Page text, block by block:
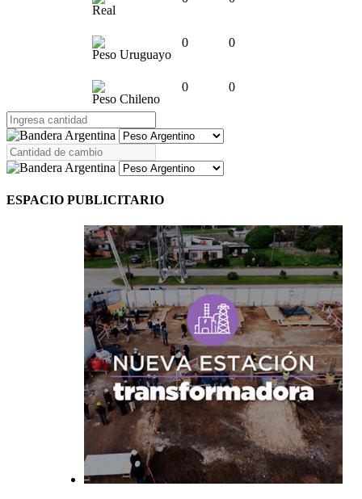
Real
Peso Uruguayo
0 0
Peso Chileno
0 0
ESPACIO PUBLICITARIO